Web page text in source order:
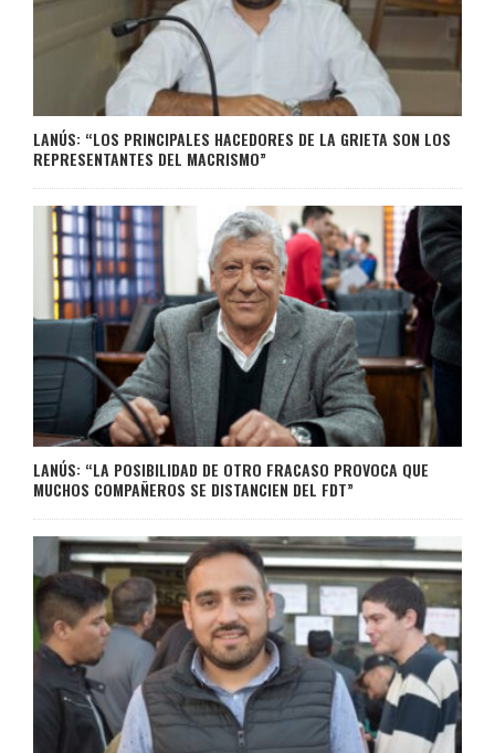
LANÚS: “LOS PRINCIPALES HACEDORES DE LA GRIETA SON LOS
REPRESENTANTES DEL MACRISMO”
LANÚS: “LA POSIBILIDAD DE OTRO FRACASO PROVOCA QUE
MUCHOS COMPAÑEROS SE DISTANCIEN DEL FDT”